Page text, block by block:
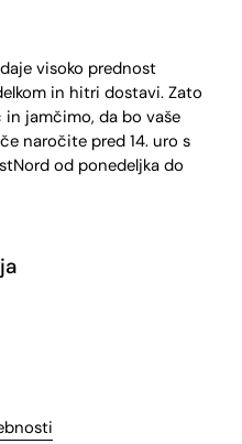
visoko prednost
in hitri dostavi. Zato
jamčimo, da bo vaše
naročite pred 14. uro s
od ponedeljka do